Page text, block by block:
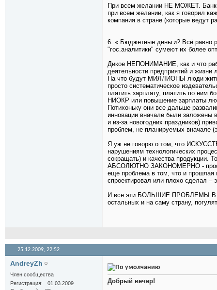
При всем желании НЕ МОЖЕТ. Банки
при всем желании, как я говорил
компания в стране (которые ведут
6. « Бюджетные деньги? Всё равно
"гос.аналитики" сумеют их более
Дикое НЕПОНИМАНИЕ, как и что
деятельности предприятий и жизни
На что будут МИЛЛИОНЫ люди жить
просто систематическое
платить зарплату, платить по ним
НИОКР или повышение зарплаты
Потихоньку они все дальше
инновации вначале были заложены
и из-за новогодних праздников)
проблем, не планируемых вначале
Я уж не говорю о том, что
нарушениям технологических
сокращать) и качества продукции.
АБСОЛЮТНО ЗАКОНОМЕРНО - просто
еще проблема в том, что и прошлая
спроектировал или плохо сделал –
И все эти БОЛЬШИЕ ПРОБЛЕМЫ В
остальных и на саму страну,
25.12.2009, 22:52
AndreyZh
Член сообщества
Регистрация
01.03.2009
Добрый вечер!